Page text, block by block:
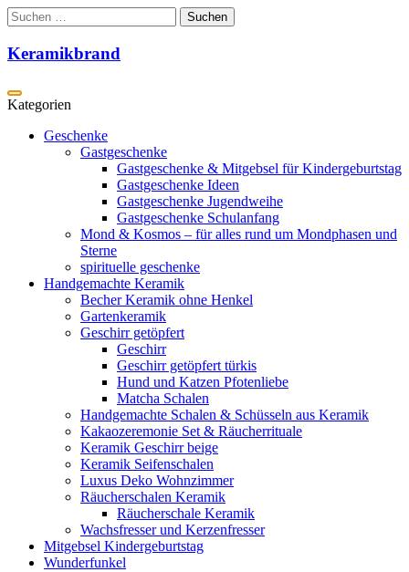
Zum
Inhalt
springen
Suchen
nach:
Keramikbrand
Geschenke
Gastgeschenke
Gastgeschenke & Mitgebsel für Kindergeburtstag
Gastgeschenke Ideen
Gastgeschenke Jugendweihe
Gastgeschenke Schulanfang
Mond & Kosmos – für alles rund um Mondphasen und
Sterne
spirituelle geschenke
Handgemachte Keramik
Becher Keramik ohne Henkel
Gartenkeramik
Geschirr getöpfert
Geschirr
Geschirr getöpfert türkis
Hund und Katzen Pfotenliebe
Matcha Schalen
Handgemachte Schalen & Schüsseln aus Keramik
Kakaozeremonie Set & Räucherrituale
Keramik Geschirr beige
Keramik Seifenschalen
Luxus Deko Wohnzimmer
Räucherschalen Keramik
Räucherschale Keramik
Wachsfresser und Kerzenfresser
Mitgebsel Kindergeburtstag
Wunderfunkel